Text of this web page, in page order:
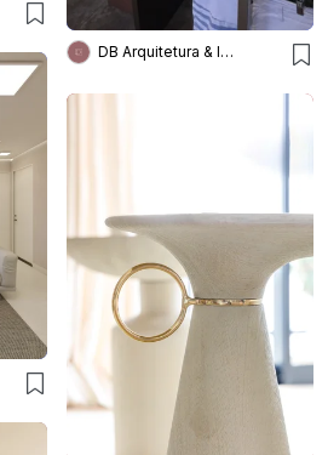
DB Arquitetura & Interiores